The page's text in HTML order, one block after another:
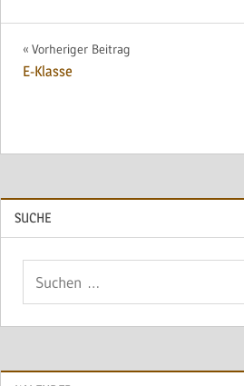
Beitragsnavigation
Vorheriger Beitrag
E-Klasse
SUCHE